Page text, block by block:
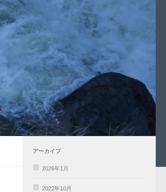
アーカイブ
2026年1月
2022年10月